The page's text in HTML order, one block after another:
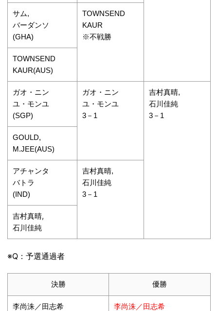
サム,
バーダンソ
(GHA)
TOWNSEND
KAUR
※不戦勝
TOWNSEND
KAUR(AUS)
ガオ・ニン
ユ・モンユ
(SGP)
ガオ・ニン
ユ・モンユ
3－1
吉村真晴,
石川佳純
3－1
GOULD,
M.JEE(AUS)
アチャンタ
バトラ
(IND)
吉村真晴,
石川佳純
3－1
吉村真晴,
石川佳純
※Q：予選通過者
決勝 優勝
李尚洙／田志希
李尚洙／田志希